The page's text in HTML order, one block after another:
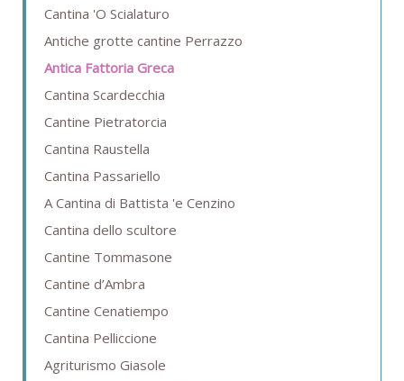
Cantina 'O Scialaturo
Antiche grotte cantine Perrazzo
Antica Fattoria Greca
Cantina Scardecchia
Cantine Pietratorcia
Cantina Raustella
Cantina Passariello
A Cantina di Battista 'e Cenzino
Cantina dello scultore
Cantine Tommasone
Cantine d’Ambra
Cantine Cenatiempo
Cantina Pelliccione
Agriturismo Giasole